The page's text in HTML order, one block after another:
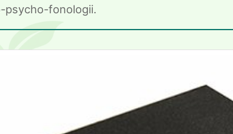
psycho-fonologii.